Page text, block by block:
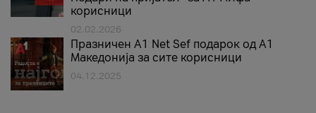
корисници
02.02.2026
Празничен A1 Net Sеf подарок од А1
Македонија за сите корисници
04.12.2025